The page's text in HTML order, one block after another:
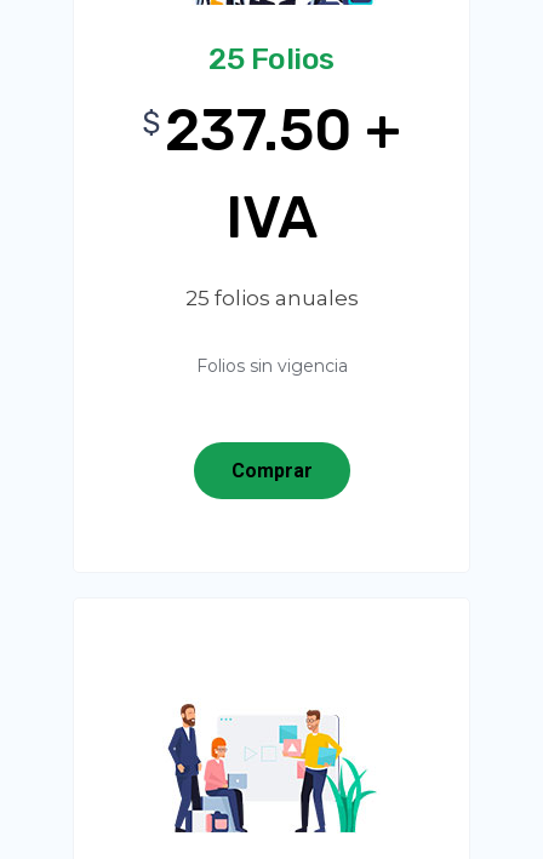
25 Folios
$ 237.50 +
IVA
25 folios anuales
Folios sin vigencia
Comprar